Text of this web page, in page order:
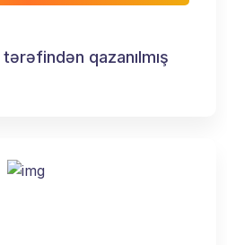
qazanılmış